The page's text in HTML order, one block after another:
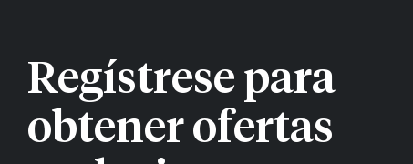
Regístrese para
obtener ofertas